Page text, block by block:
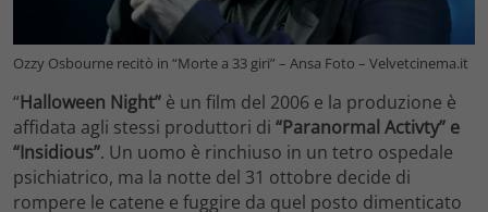
Ozzy Osbourne recitò in “Morte a 33 giri” – Ansa Foto – Velvetcinema.it
“Halloween Night” è un film del 2006 e la produzione è
affidata agli stessi produttori di “Paranormal Activty” e
“Insidious”. Un uomo è rinchiuso in un tetro ospedale
psichiatrico, ma la notte del 31 ottobre decide di
rompere le catene e fuggire da quel posto dimenticato